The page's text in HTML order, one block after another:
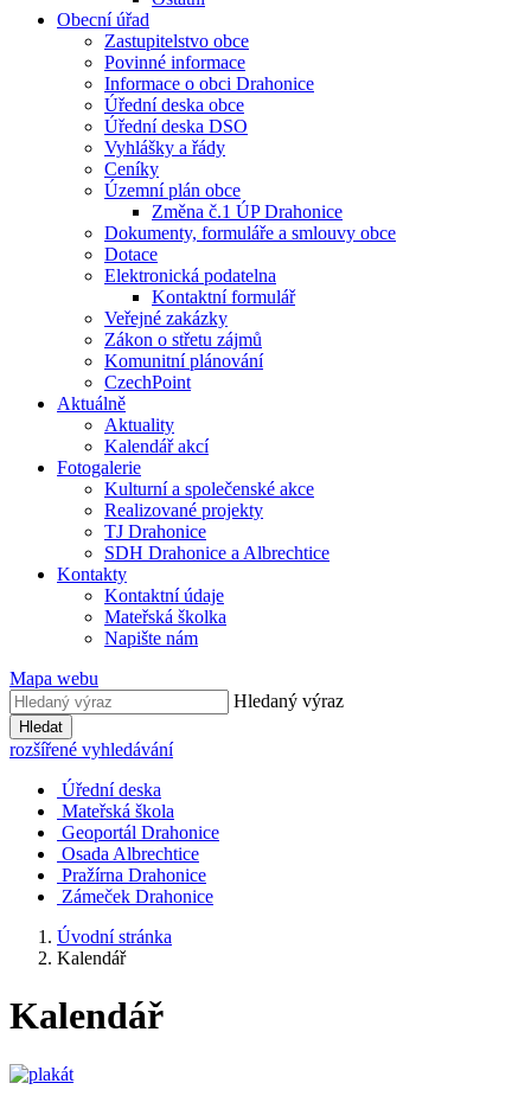
Obecní úřad
Zastupitelstvo obce
Povinné informace
Informace o obci Drahonice
Úřední deska obce
Úřední deska DSO
Vyhlášky a řády
Ceníky
Územní plán obce
Změna č.1 ÚP Drahonice
Dokumenty, formuláře a smlouvy obce
Dotace
Elektronická podatelna
Kontaktní formulář
Veřejné zakázky
Zákon o střetu zájmů
Komunitní plánování
CzechPoint
Aktuálně
Aktuality
Kalendář akcí
Fotogalerie
Kulturní a společenské akce
Realizované projekty
TJ Drahonice
SDH Drahonice a Albrechtice
Kontakty
Kontaktní údaje
Mateřská školka
Napište nám
Mapa webu
Hledaný výraz
Hledat
rozšířené vyhledávání
Úřední deska
Mateřská škola
Geoportál Drahonice
Osada Albrechtice
Pražírna Drahonice
Zámeček Drahonice
Úvodní stránka
Kalendář
Kalendář